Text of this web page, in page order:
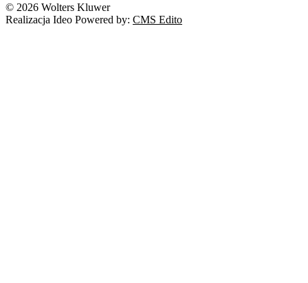
© 2026 Wolters Kluwer
Realizacja Ideo Powered by: CMS Edito